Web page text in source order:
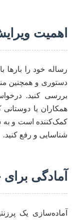
اهمیت
رساله خود را بارها
دستوری و همچنین
بررسی کنید.
همکاران یا
کمک‌کننده است و به
شناسایی و رفع کنید.
آمادگی
آماده‌سازی یک